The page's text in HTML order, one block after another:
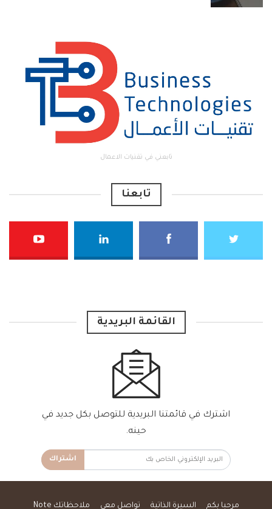
تابعني في تقنيات الاعمال
تابعنا
القائمة البريدية
اشترك في قائمتنا البريدية للتوصل بكل جديد في
حينه.
اشتراك
مرحبا بكم السيرة الذاتية تواصل معي ملاحظاتك Note